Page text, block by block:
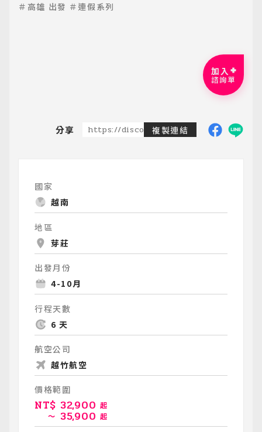
＃高雄 出發 ＃連假系列
加入
諮詢單
分享 https://discoveredtravel.com.tw/
複製連結
國家
越南
地區
芽莊
出發月份
4-10月
行程天數
6 天
航空公司
越竹航空
價格範圍
NT$ 32,900 起
～ 35,900 起